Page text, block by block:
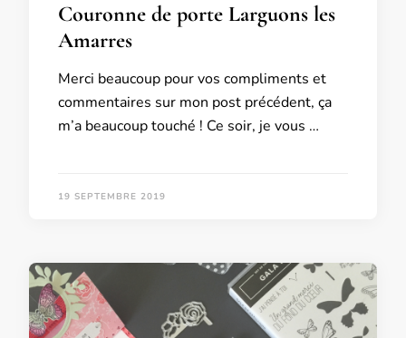
Couronne de porte Larguons les
Amarres
Merci beaucoup pour vos compliments et
commentaires sur mon post précédent, ça
m’a beaucoup touché ! Ce soir, je vous …
19 SEPTEMBRE 2019